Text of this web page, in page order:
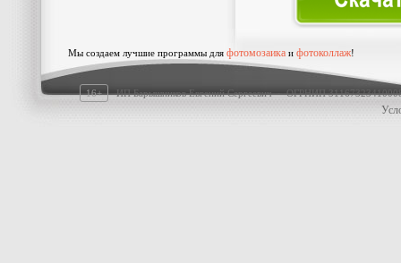
Мы создаем лучшие программы для фотомозаика и фотоколлаж!
16+ ИП Барышников Евгений Сергеевич · ОГРНИП